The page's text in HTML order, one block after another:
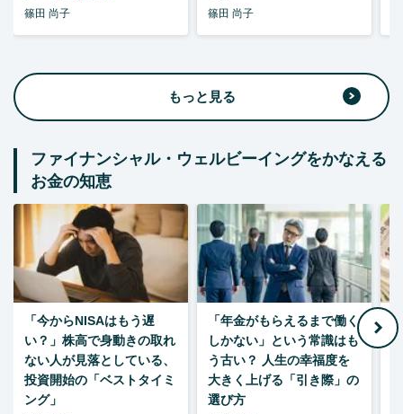
篠田 尚子 篠田 尚子
もっと見る
ファイナンシャル・ウェルビーイングをかなえる
お金の知恵
「今からNISAはもう遅
い？」株高で身動きの取れ
ない人が見落としている、
投資開始の「ベストタイミ
ング」
「年金がもらえるまで働く
しかない」という常識はも
う古い？ 人生の幸福度を
大きく上げる「引き際」の
選び方